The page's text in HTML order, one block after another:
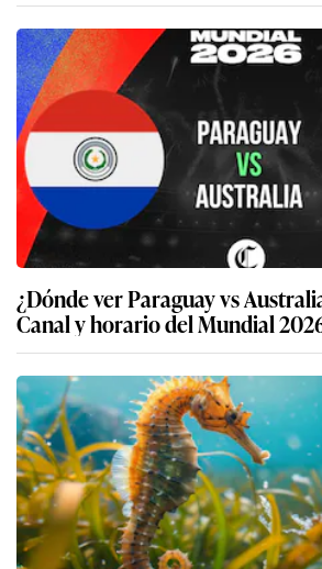
¿Dónde ver Paraguay vs
Canal y horario del Mundial